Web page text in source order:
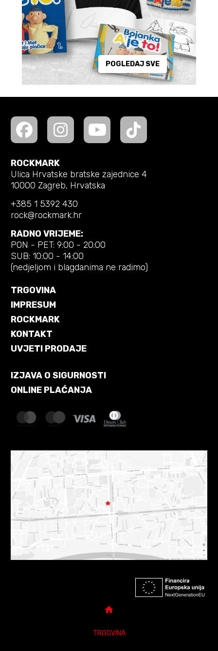
POGLEDAJ SVE
ROCKMARK
Ulica Hrvatske bratske zajednice 4
10000 Zagreb, Hrvatska
+385 1 5392 430
rock@rockmark.hr
RADNO VRIJEME:
PON - PET: 9:00 - 20:00
SUB: 10:00 - 14:00
(nedjeljom i blagdanima ne radimo)
TRGOVINA
IMPRESUM
ROCKMARK
KONTAKT
UVJETI PRODAJE
IZJAVA O SIGURNOSTI
ONLINE PLAĆANJA
TRGOVINA